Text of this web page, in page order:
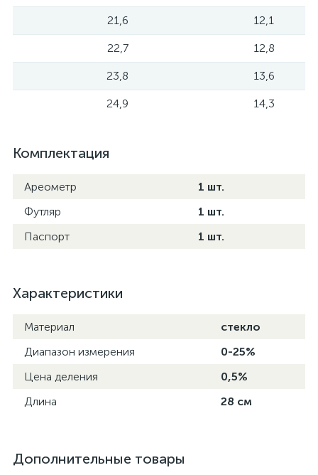
21,6 12,1
22,7 12,8
23,8 13,6
24,9 14,3
Комплектация
Ареометр
1 шт.
Футляр
1 шт.
Паспорт
1 шт.
Характеристики
Материал
стекло
Диапазон измерения
0-25%
Цена деления
0,5%
Длина
28 см
Дополнительные товары